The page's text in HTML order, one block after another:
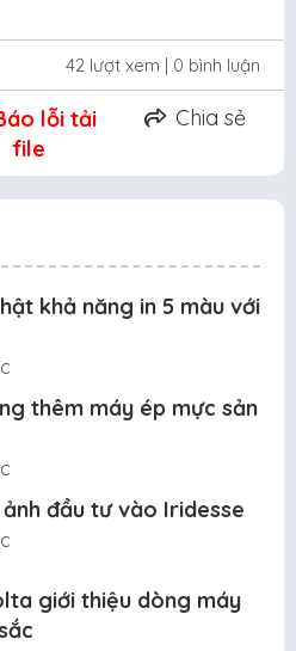
42 lượt xem | 0 bình luận
lỗi tải
file
Chia sẻ
khả năng in 5 màu với
thêm máy ép mực sản
ảnh đầu tư vào Iridesse
giới thiệu dòng máy